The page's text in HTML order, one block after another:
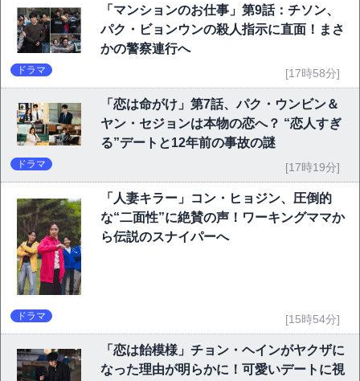
「マンションのお仕事」第9話：チソン、
パク・ビョンウンの殺人指示に直面！まさ
かの警察連行へ
ドラマ [17時58分]
「恋は命がけ」第7話、パク・ウンビン＆
ヤン・セジョンは本物の恋へ？ “恋人すぎ
る”デートと12年前の事故の謎
ドラマ [17時19分]
「人妻キラー」コン・ヒョジン、圧倒的
な“二面性”に絶賛の声！ワーキングママか
ら伝説のスナイパーへ
ドラマ [15時54分]
「恋は飴模様」チョン・ヘインがヤクザに
なった理由が明らかに！可愛いデートに視